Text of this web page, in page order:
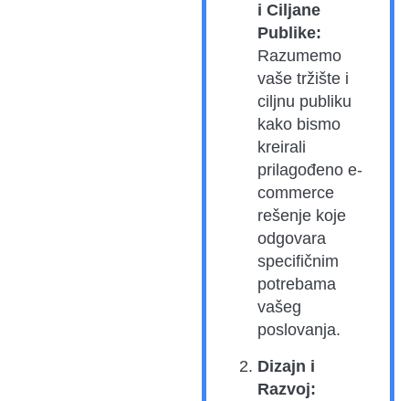
i Ciljane
Publike:
Razumemo
vaše tržište i
ciljnu publiku
kako bismo
kreirali
prilagođeno e-
commerce
rešenje koje
odgovara
specifičnim
potrebama
vašeg
poslovanja.
Dizajn i
Razvoj: